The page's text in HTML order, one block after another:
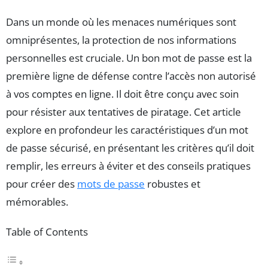
Dans un monde où les menaces numériques sont
omniprésentes, la protection de nos informations
personnelles est cruciale. Un bon mot de passe est la
première ligne de défense contre l’accès non autorisé
à vos comptes en ligne. Il doit être conçu avec soin
pour résister aux tentatives de piratage. Cet article
explore en profondeur les caractéristiques d’un mot
de passe sécurisé, en présentant les critères qu’il doit
remplir, les erreurs à éviter et des conseils pratiques
pour créer des mots de passe robustes et
mémorables.
Table of Contents